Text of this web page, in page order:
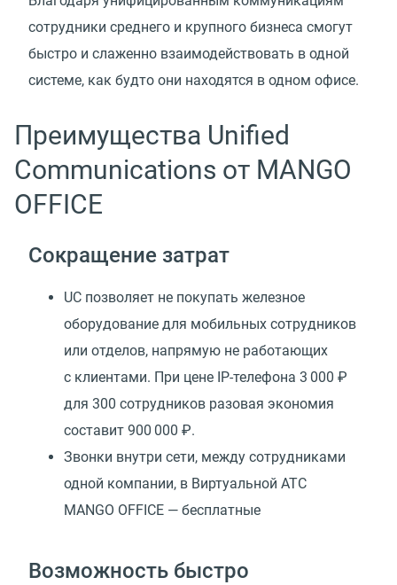
сотрудники среднего и крупного бизнеса смогут
быстро и слаженно взаимодействовать в одной
системе, как будто они находятся в одном офисе.
Преимущества Unified
Communications от MANGO
OFFICE
Сокращение затрат
UC позволяет не покупать железное
оборудование для мобильных сотрудников
или отделов, напрямую не работающих
с клиентами. При цене IP-телефона 3 000 ₽
для 300 сотрудников разовая экономия
составит 900 000 ₽.
Звонки внутри сети, между сотрудниками
одной компании, в Виртуальной АТС
MANGO OFFICE — бесплатные
Возможность быстро